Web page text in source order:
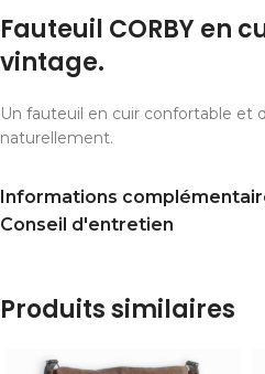
Fauteuil CORBY en
vintage.
Un fauteuil en cuir confortable et
naturellement.
Informations
Conseil d'entretien
Produits similaires